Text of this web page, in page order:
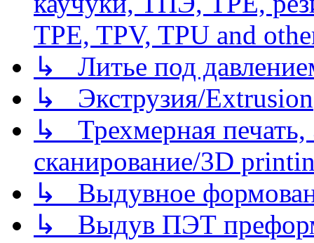
TPE, TPV, TPU and
↳ Литье под
↳ Экструзия/Extrusion
↳ Трехмерная
сканирование/3D
↳ Выдувное
↳ Выдув ПЭТ